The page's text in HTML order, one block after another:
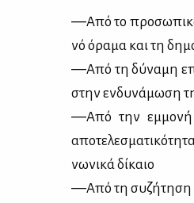
―Από το
νό όρα­μα και τη
―Από τη δύ­να­μη
στην εν­δυ­νά­μω­ση
―Από την εμ­μο­νή
νω­νι­κά δί­καιο
―Από τη συ­ζή­τη­ση